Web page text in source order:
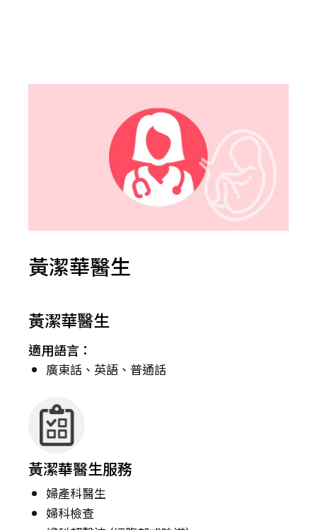
黃潔華醫生
黃潔華醫生
適用語言：
廣東話、英語、普通話
黃潔華醫生服務
婦產科醫生
婦科檢查